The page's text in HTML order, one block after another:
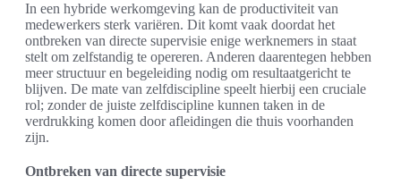
In een hybride werkomgeving kan de productiviteit van
medewerkers sterk variëren. Dit komt vaak doordat het
ontbreken van directe supervisie enige werknemers in staat
stelt om zelfstandig te opereren. Anderen daarentegen hebben
meer structuur en begeleiding nodig om resultaatgericht te
blijven. De mate van zelfdiscipline speelt hierbij een cruciale
rol; zonder de juiste zelfdiscipline kunnen taken in de
verdrukking komen door afleidingen die thuis voorhanden
zijn.
Ontbreken van directe supervisie